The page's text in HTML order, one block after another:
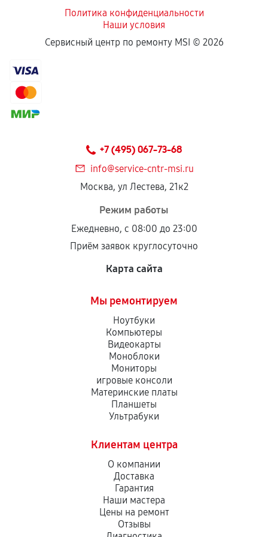
Если комплектующие куплены
сохраняться полностью или частично, если
соблюдены следующие условия:
При этом гарантия на сами комплектующие
продавца. За качество сторонних деталей
сервисный центр ответственности не несет.
Политика конфиденциальности
Наши условия
Сервисный центр по ремонту MSI © 2026
+7 (495) 067-73-68
info@service-cntr-msi.ru
Москва, ул Лестева, 21к2
Режим работы
Ежедневно, с 08:00 до 23:00
Приём заявок круглосуточно
Карта сайта
Мы ремонтируем
Ноутбуки
Компьютеры
Видеокарты
Моноблоки
Мониторы
игровые консоли
Материнские платы
Планшеты
Ультрабуки
Клиентам центра
О компании
Доставка
Гарантия
Наши мастера
Цены на ремонт
Отзывы